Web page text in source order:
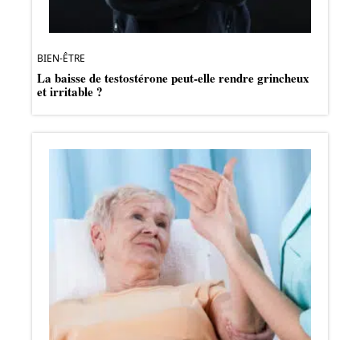
BIEN-ÊTRE
La baisse de testostérone peut-elle rendre grincheux
et irritable ?